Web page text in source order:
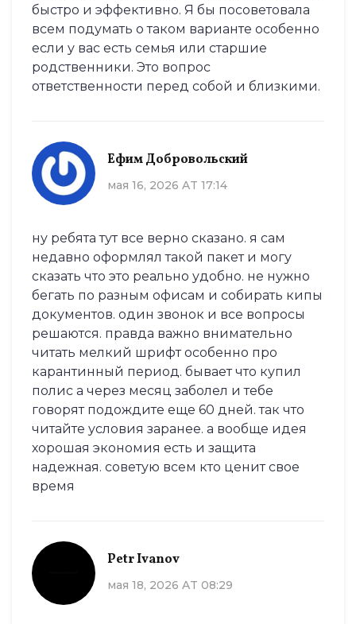
быстро и эффективно. Я бы посоветовала
всем подумать о таком варианте особенно
если у вас есть семья или старшие
родственники. Это вопрос
ответственности перед собой и близкими.
Ефим Добровольский
мая 16, 2026 AT 17:14
ну ребята тут все верно сказано. я сам
недавно оформлял такой пакет и могу
сказать что это реально удобно. не нужно
бегать по разным офисам и собирать кипы
документов. один звонок и все вопросы
решаются. правда важно внимательно
читать мелкий шрифт особенно про
карантинный период. бывает что купил
полис а через месяц заболел и тебе
говорят подождите еще 60 дней. так что
читайте условия заранее. а вообще идея
хорошая экономия есть и защита
надежная. советую всем кто ценит свое
время
Petr Ivanov
мая 18, 2026 AT 08:29